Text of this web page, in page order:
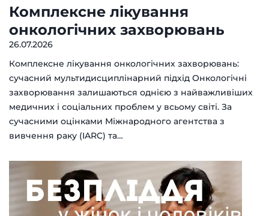
Комплексне лікування
онкологічних захворювань
26.07.2026
Комплексне лікування онкологічних захворювань:
сучасний мультидисциплінарний підхід Онкологічні
захворювання залишаються однією з найважливіших
медичних і соціальних проблем у всьому світі. За
сучасними оцінками Міжнародного агентства з
вивчення раку (IARC) та…